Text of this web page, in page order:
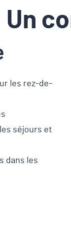
Un
les rez-de-
séjours et
dans les